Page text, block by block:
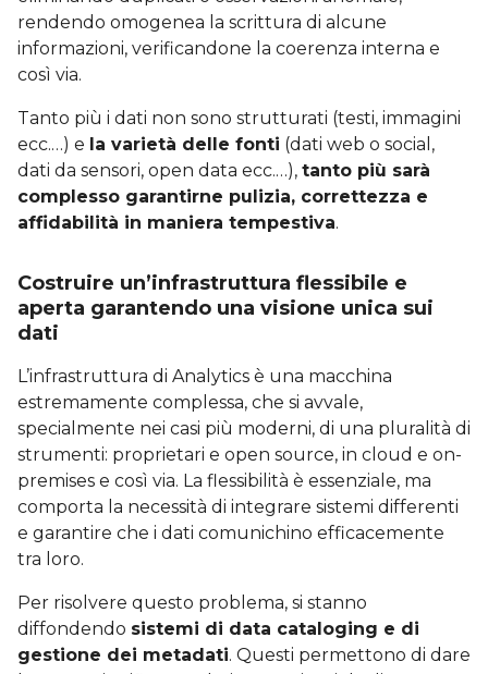
rendendo omogenea la scrittura di alcune
informazioni, verificandone la coerenza interna e
così via.
Tanto più i dati non sono strutturati (testi, immagini
ecc.…) e la varietà delle fonti (dati web o social,
dati da sensori, open data ecc.…), tanto più sarà
complesso garantirne pulizia, correttezza e
affidabilità in maniera tempestiva.
Costruire un’infrastruttura flessibile e
aperta garantendo una visione unica sui
dati
L’infrastruttura di Analytics è una macchina
estremamente complessa, che si avvale,
specialmente nei casi più moderni, di una pluralità di
strumenti: proprietari e open source, in cloud e on-
premises e così via. La flessibilità è essenziale, ma
comporta la necessità di integrare sistemi differenti
e garantire che i dati comunichino efficacemente
tra loro.
Per risolvere questo problema, si stanno
diffondendo sistemi di data cataloging e di
gestione dei metadati. Questi permettono di dare